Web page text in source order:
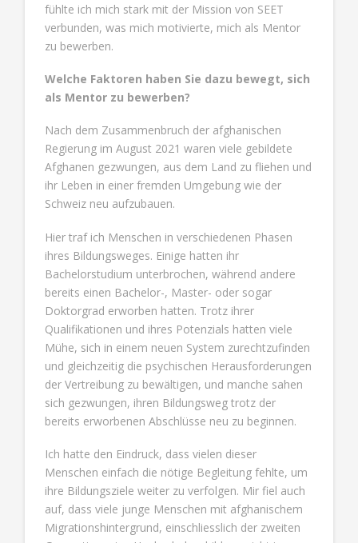
fühlte ich mich stark mit der Mission von SEET
verbunden, was mich motivierte, mich als Mentor
zu bewerben.
Welche Faktoren haben Sie dazu bewegt, sich
als Mentor zu bewerben?
Nach dem Zusammenbruch der afghanischen
Regierung im August 2021 waren viele gebildete
Afghanen gezwungen, aus dem Land zu fliehen und
ihr Leben in einer fremden Umgebung wie der
Schweiz neu aufzubauen.
Hier traf ich Menschen in verschiedenen Phasen
ihres Bildungsweges. Einige hatten ihr
Bachelorstudium unterbrochen, während andere
bereits einen Bachelor-, Master- oder sogar
Doktorgrad erworben hatten. Trotz ihrer
Qualifikationen und ihres Potenzials hatten viele
Mühe, sich in einem neuen System zurechtzufinden
und gleichzeitig die psychischen Herausforderungen
der Vertreibung zu bewältigen, und manche sahen
sich gezwungen, ihren Bildungsweg trotz der
bereits erworbenen Abschlüsse neu zu beginnen.
Ich hatte den Eindruck, dass vielen dieser
Menschen einfach die nötige Begleitung fehlte, um
ihre Bildungsziele weiter zu verfolgen. Mir fiel auch
auf, dass viele junge Menschen mit afghanischem
Migrationshintergrund, einschliesslich der zweiten